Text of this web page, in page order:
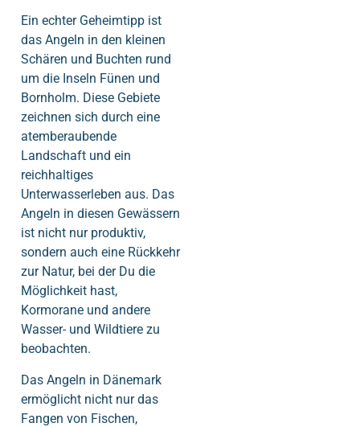
Ein echter Geheimtipp ist
das Angeln in den kleinen
Schären und Buchten rund
um die Inseln Fünen und
Bornholm. Diese Gebiete
zeichnen sich durch eine
atemberaubende
Landschaft und ein
reichhaltiges
Unterwasserleben aus. Das
Angeln in diesen Gewässern
ist nicht nur produktiv,
sondern auch eine Rückkehr
zur Natur, bei der Du die
Möglichkeit hast,
Kormorane und andere
Wasser- und Wildtiere zu
beobachten.
Das Angeln in Dänemark
ermöglicht nicht nur das
Fangen von Fischen,